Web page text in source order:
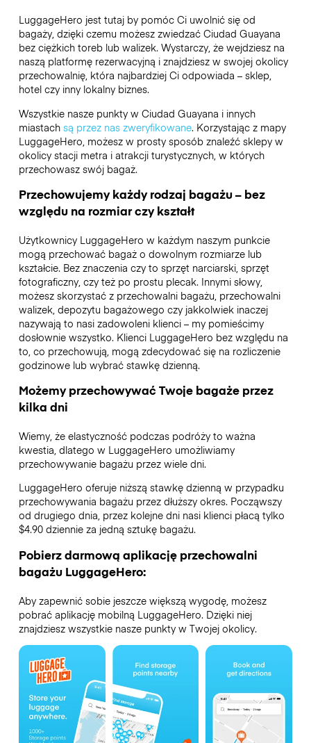
LuggageHero jest tutaj by pomóc Ci uwolnić się od
bagaży, dzięki czemu możesz zwiedzać Ciudad Guayana
bez ciężkich toreb lub walizek. Wystarczy, że wejdziesz na
naszą platformę rezerwacyjną i znajdziesz w swojej okolicy
przechowalnię, która najbardziej Ci odpowiada – sklep,
hotel czy inny lokalny biznes.
Wszystkie nasze punkty w Ciudad Guayana i innych
miastach są przez nas zweryfikowane. Korzystając z mapy
LuggageHero, możesz w prosty sposób znaleźć sklepy w
okolicy stacji metra i atrakcji turystycznych, w których
przechowasz swój bagaż.
Przechowujemy każdy rodzaj bagażu – bez
względu na rozmiar czy kształt
Użytkownicy LuggageHero w każdym naszym punkcie
mogą przechować bagaż o dowolnym rozmiarze lub
kształcie. Bez znaczenia czy to sprzęt narciarski, sprzęt
fotograficzny, czy też po prostu plecak. Innymi słowy,
możesz skorzystać z przechowalni bagażu, przechowalni
walizek, depozytu bagażowego czy jakkolwiek inaczej
nazywają to nasi zadowoleni klienci – my pomieścimy
dosłownie wszystko. Klienci LuggageHero bez względu na
to, co przechowują, mogą zdecydować się na rozliczenie
godzinowe lub wybrać stawkę dzienną.
Możemy przechowywać Twoje bagaże przez
kilka dni
Wiemy, że elastyczność podczas podróży to ważna
kwestia, dlatego w LuggageHero umożliwiamy
przechowywanie bagażu przez wiele dni.
LuggageHero oferuje niższą stawkę dzienną w przypadku
przechowywania bagażu przez dłuższy okres. Począwszy
od drugiego dnia, przez kolejne dni nasi klienci płacą tylko
$4.90 dziennie za jedną sztukę bagażu.
Pobierz darmową aplikację przechowalni
bagażu LuggageHero:
Aby zapewnić sobie jeszcze większą wygodę, możesz
pobrać aplikację mobilną LuggageHero. Dzięki niej
znajdziesz wszystkie nasze punkty w Twojej okolicy.